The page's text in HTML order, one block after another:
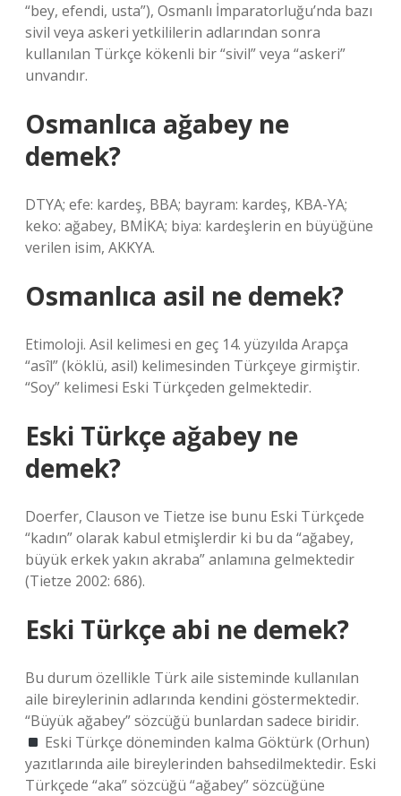
“bey, efendi, usta”), Osmanlı İmparatorluğu’nda bazı
sivil veya askeri yetkililerin adlarından sonra
kullanılan Türkçe kökenli bir “sivil” veya “askeri”
unvandır.
Osmanlıca ağabey ne
demek?
DTYA; efe: kardeş, BBA; bayram: kardeş, KBA-YA;
keko: ağabey, BMİKA; biya: kardeşlerin en büyüğüne
verilen isim, AKKYA.
Osmanlıca asil ne demek?
Etimoloji. Asil kelimesi en geç 14. yüzyılda Arapça
“asîl” (köklü, asil) kelimesinden Türkçeye girmiştir.
“Soy” kelimesi Eski Türkçeden gelmektedir.
Eski Türkçe ağabey ne
demek?
Doerfer, Clauson ve Tietze ise bunu Eski Türkçede
“kadın” olarak kabul etmişlerdir ki bu da “ağabey,
büyük erkek yakın akraba” anlamına gelmektedir
(Tietze 2002: 686).
Eski Türkçe abi ne demek?
Bu durum özellikle Türk aile sisteminde kullanılan
aile bireylerinin adlarında kendini göstermektedir.
“Büyük ağabey” sözcüğü bunlardan sadece biridir.
Eski Türkçe döneminden kalma Göktürk (Orhun)
yazıtlarında aile bireylerinden bahsedilmektedir. Eski
Türkçede “aka” sözcüğü “ağabey” sözcüğüne